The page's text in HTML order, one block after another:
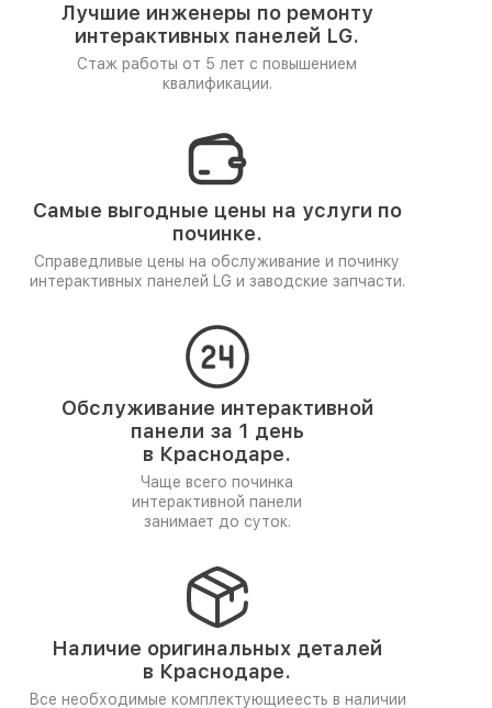
Лучшие инженеры по ремонту
интерактивных панелей LG.
Стаж работы от 5 лет с повышением
квалификации.
Самые выгодные цены на услуги по
починке.
Справедливые цены на обслуживание и починку
интерактивных панелей LG и заводские запчасти.
Обслуживание интерактивной
панели за 1 день
в Краснодаре.
Чаще всего починка
интерактивной панели
занимает до суток.
Наличие оригинальных деталей
в Краснодаре.
Все необходимые комплектующиеесть в наличии